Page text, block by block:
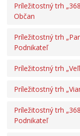
Príležitostný trh
Občan
Príležitostný trh
Podnikateľ
Príležitostný trh
Príležitostný trh
Príležitostný trh
Podnikateľ